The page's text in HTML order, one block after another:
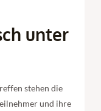
unter
stehen die
und ihre